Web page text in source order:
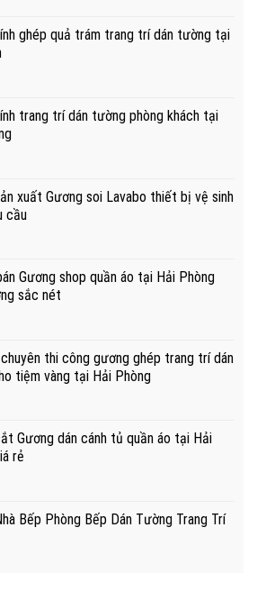
ghép quả trám trang trí dán tường tại
trang trí dán tường phòng khách tại
xuất Gương soi Lavabo thiết bị vệ sinh
cầu
Gương shop quần áo tại Hải Phòng
sắc nét
thi công gương ghép trang trí dán
tiệm vàng tại Hải Phòng
Gương dán cánh tủ quần áo tại Hải
rẻ
Bếp Phòng Bếp Dán Tường Trang Trí